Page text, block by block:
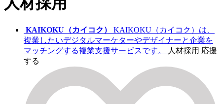
KAIKOKU（カイコク）
KAIKOKU（カイコク）は、
複業したいデジタルマーケターやデザイナーと企業を
マッチングする複業支援サービスです。
人材採用 応援
する